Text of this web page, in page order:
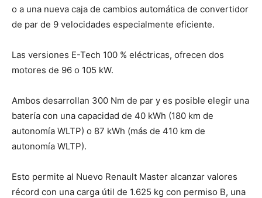
o a una nueva caja de cambios automática de convertidor
de par de 9 velocidades especialmente eficiente.
Las versiones E-Tech 100 % eléctricas, ofrecen dos
motores de 96 o 105 kW.
Ambos desarrollan 300 Nm de par y es posible elegir una
batería con una capacidad de 40 kWh (180 km de
autonomía WLTP) o 87 kWh (más de 410 km de
autonomía WLTP).
Esto permite al Nuevo Renault Master alcanzar valores
récord con una carga útil de 1.625 kg con permiso B, una